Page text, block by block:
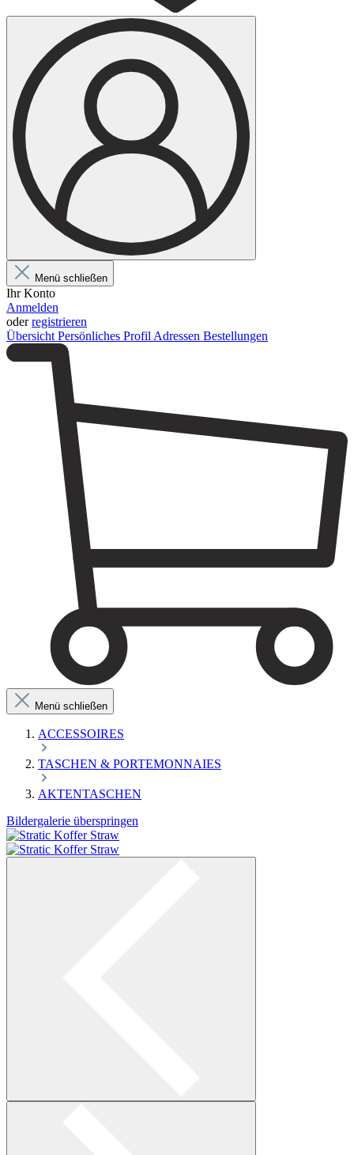
Menü schließen
Ihr Konto
Anmelden
oderregistrieren
Übersicht Persönliches Profil Adressen Bestellungen
Menü schließen
ACCESSOIRES
TASCHEN & PORTEMONNAIES
AKTENTASCHEN
Bildergalerie überspringen